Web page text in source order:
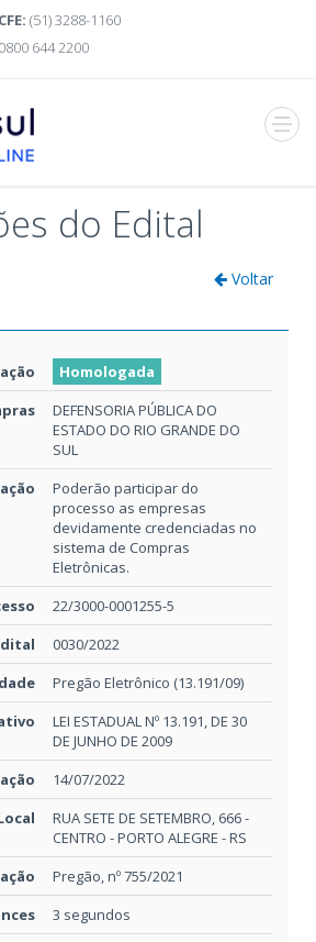
(51) 3288-1160
0800 644 2200
Abrir
menu
do Edital
Voltar
Homologada
DEFENSORIA PÚBLICA DO
ESTADO DO RIO GRANDE DO
SUL
Poderão participar do
processo as empresas
devidamente credenciadas no
sistema de Compras
Eletrônicas.
22/3000-0001255-5
0030/2022
Pregão Eletrônico (13.191/09)
LEI ESTADUAL Nº 13.191, DE 30
DE JUNHO DE 2009
14/07/2022
RUA SETE DE SETEMBRO, 666 -
CENTRO - PORTO ALEGRE - RS
Pregão, nº 755/2021
3 segundos